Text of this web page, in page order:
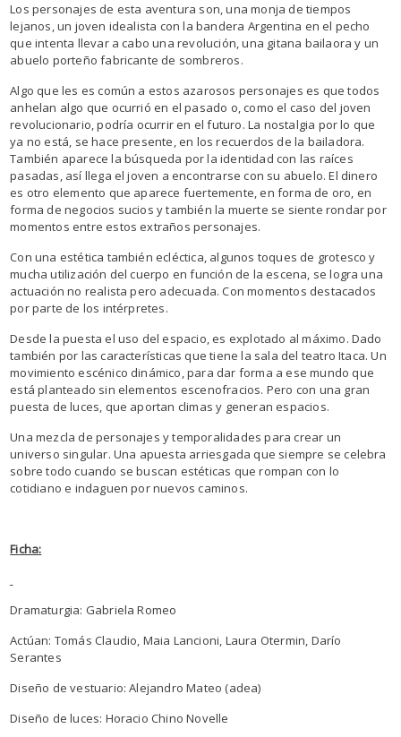
Los personajes de esta aventura son, una monja de tiempos
lejanos, un joven idealista con la bandera Argentina en el pecho
que intenta llevar a cabo una revolución, una gitana bailaora y un
abuelo porteño fabricante de sombreros.
Algo que les es común a estos azarosos personajes es que todos
anhelan algo que ocurrió en el pasado o, como el caso del joven
revolucionario, podría ocurrir en el futuro. La nostalgia por lo que
ya no está, se hace presente, en los recuerdos de la bailadora.
También aparece la búsqueda por la identidad con las raíces
pasadas, así llega el joven a encontrarse con su abuelo. El dinero
es otro elemento que aparece fuertemente, en forma de oro, en
forma de negocios sucios y también la muerte se siente rondar por
momentos entre estos extraños personajes.
Con una estética también ecléctica, algunos toques de grotesco y
mucha utilización del cuerpo en función de la escena, se logra una
actuación no realista pero adecuada. Con momentos destacados
por parte de los intérpretes.
Desde la puesta el uso del espacio, es explotado al máximo. Dado
también por las características que tiene la sala del teatro Itaca. Un
movimiento escénico dinámico, para dar forma a ese mundo que
está planteado sin elementos escenofracios. Pero con una gran
puesta de luces, que aportan climas y generan espacios.
Una mezcla de personajes y temporalidades para crear un
universo singular. Una apuesta arriesgada que siempre se celebra
sobre todo cuando se buscan estéticas que rompan con lo
cotidiano e indaguen por nuevos caminos.
Ficha:
Dramaturgia: Gabriela Romeo
Actúan: Tomás Claudio, Maia Lancioni, Laura Otermin, Darío
Serantes
Diseño de vestuario: Alejandro Mateo (adea)
Diseño de luces: Horacio Chino Novelle